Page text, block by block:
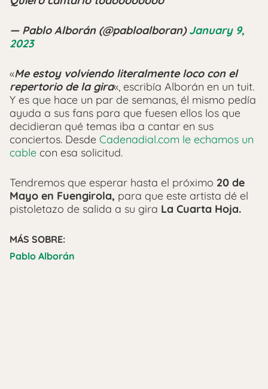
— Pablo Alborán (@pabloalboran)January 9,
2023
«Me estoy volviendo literalmente loco con el
repertorio de la gira«, escribía Alborán en un tuit.
Y es que hace un par de semanas, él mismo pedía
ayuda a sus fans para que fuesen ellos los que
decidieran qué temas iba a cantar en sus
conciertos. Desde Cadenadial.com le echamos un
cable con esa solicitud.
Tendremos que esperar hasta el próximo 20 de
Mayo en Fuengirola, para que este artista dé el
pistoletazo de salida a su gira La Cuarta Hoja.
MÁS SOBRE:
Pablo Alborán